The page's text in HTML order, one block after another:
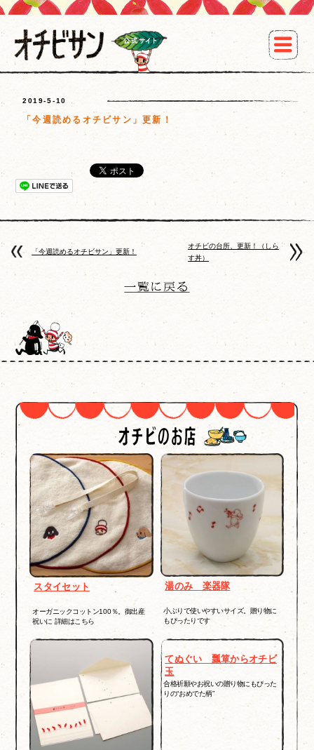
2019-5-10
「今週読めるオチビサン」更新！
「今週読めるオチビサン」更新！
オチビの台所、更新！（しら
す丼）
スタイセット
オーガニックコットン100％。御出産
祝いに 詳細はこちら
湯のみ 楽器隊
小ぶりで使いやすいサイズ。贈り物に
もぴったりです
てぬぐい 瓢箪からオチビ
玉
合格祈願やお祝いの贈り物にもぴった
りの“おめでた柄”